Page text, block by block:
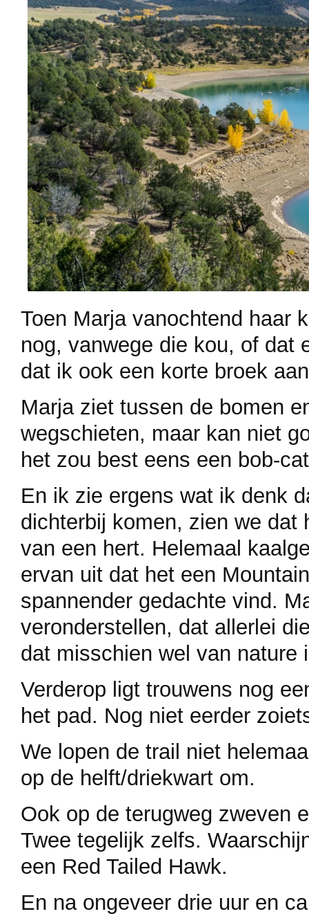
Toen Marja vanochtend haar
nog, vanwege die kou, of dat
dat ik ook een korte broek
Marja ziet tussen de bomen
wegschieten, maar kan niet
het zou best eens een bob-
En ik zie ergens wat ik denk
dichterbij komen, zien we dat
van een hert. Helemaal
ervan uit dat het een
spannender gedachte vind.
veronderstellen, dat allerlei
dat misschien wel van nature
Verderop ligt trouwens nog
het pad. Nog niet eerder
We lopen de trail niet
op de helft/driekwart om.
Ook op de terugweg zweven
Twee tegelijk zelfs.
een Red Tailed Hawk.
En na ongeveer drie uur en